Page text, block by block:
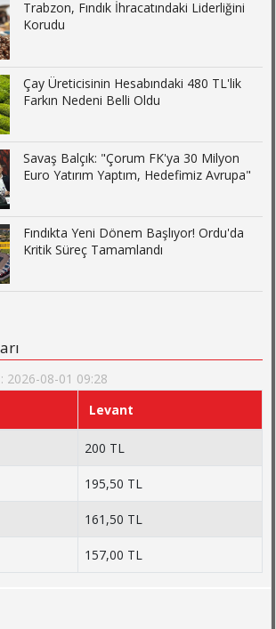
Trabzon, Fındık İhracatındaki Liderliğini
Korudu
Çay Üreticisinin Hesabındaki 480 TL'lik
Farkın Nedeni Belli Oldu
Savaş Balçık: "Çorum FK'ya 30 Milyon
Euro Yatırım Yaptım, Hedefimiz Avrupa"
Fındıkta Yeni Dönem Başlıyor! Ordu'da
Kritik Süreç Tamamlandı
2026-08-01 09:28
Levant
200 TL
195,50 TL
161,50 TL
157,00 TL